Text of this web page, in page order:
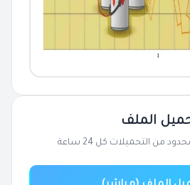
الملف
من التحميلات كل 24 ساعة